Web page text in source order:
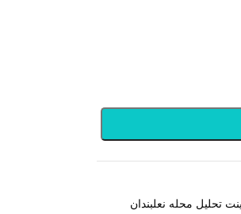
تحلیل محله نعلبندان